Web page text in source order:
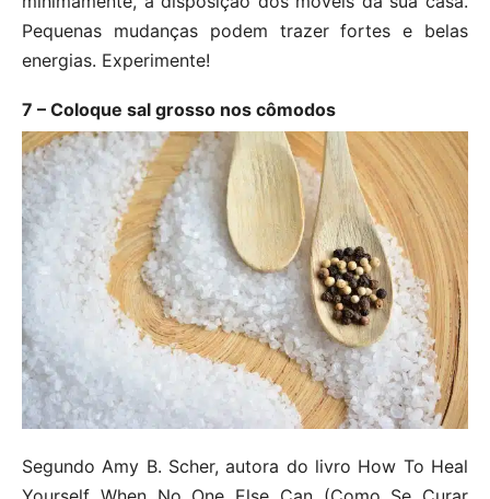
Pequenas mudanças podem trazer fortes e belas
energias. Experimente!
7 – Coloque sal grosso nos cômodos
Segundo Amy B. Scher, autora do livro How To Heal